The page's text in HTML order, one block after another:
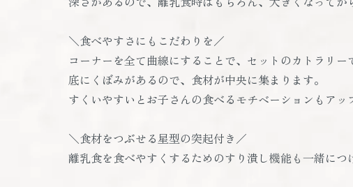
＼食べやすさにもこだわりを／
コーナーを全て曲線にすることで、セットのカトラリー
底にくぼみがあるので、食材が中央に集まります。
すくいやすいとお子さんの食べるモチベーションもアッ
＼食材をつぶせる星型の突起付き／
離乳食を食べやすくするためのすり潰し機能も一緒につ